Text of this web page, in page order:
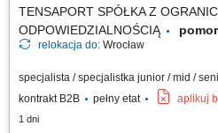
TENSAPORT SPÓŁKA Z
ODPOWIEDZIALNOŚCIĄ
relokacja do: Wrocław
specjalista / specjalistka junior / mid /
kontrakt B2B
pełny etat aplikuj
1 dni